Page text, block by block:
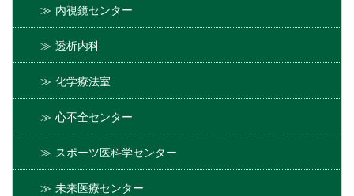
内視鏡センター
透析内科
化学療法室
心不全センター
スポーツ医科学センター
未来医療センター